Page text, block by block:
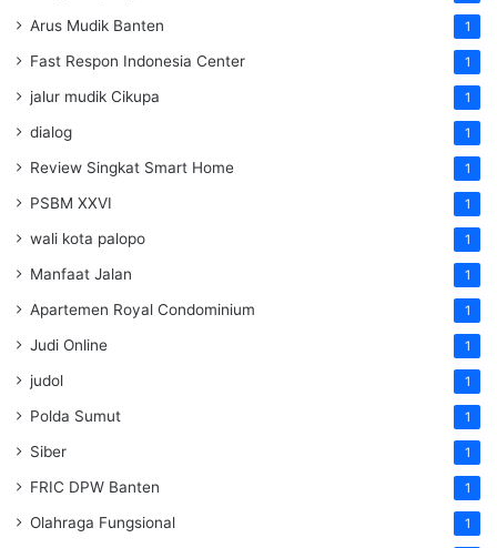
Arus Mudik Banten 1
Fast Respon Indonesia Center 1
jalur mudik Cikupa 1
dialog 1
Review Singkat Smart Home 1
PSBM XXVI 1
wali kota palopo 1
Manfaat Jalan 1
Apartemen Royal Condominium 1
Judi Online 1
judol 1
Polda Sumut 1
Siber 1
FRIC DPW Banten 1
Olahraga Fungsional 1